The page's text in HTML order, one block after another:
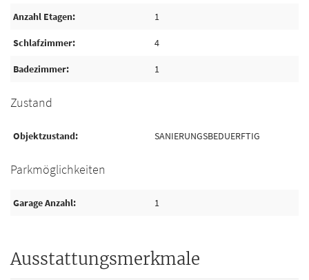
Anzahl Etagen 1
Schlafzimmer 4
Badezimmer 1
Zustand
Objektzustand SANIERUNGSBEDUERFTIG
Parkmöglichkeiten
Garage Anzahl 1
Ausstattungsmerkmale